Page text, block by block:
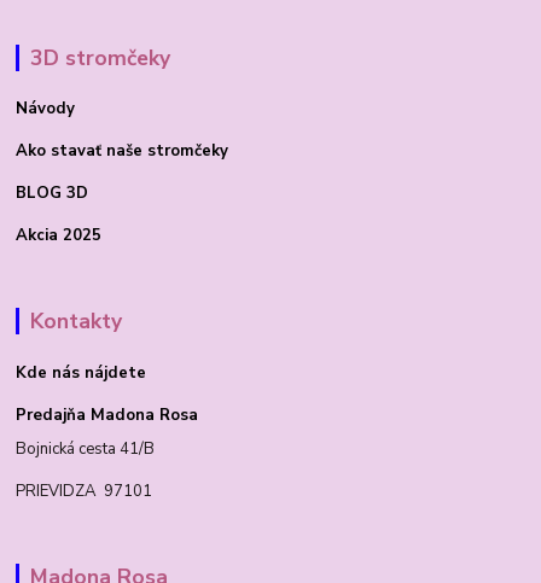
3D stromčeky
Návody
Ako stavať naše stromčeky
BLOG 3D
Akcia 2025
Kontakty
Kde nás nájdete
Predajňa Madona Rosa
Bojnická cesta 41/B
PRIEVIDZA 97101